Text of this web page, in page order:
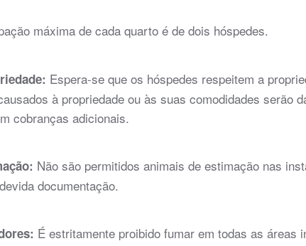
máxima de cada quarto é de dois hóspedes.
Espera-se que os hóspedes respeitem a
à propriedade ou às suas comodidades serão
cobranças adicionais.
Não são permitidos animais de estimação nas
documentação.
É estritamente proibido fumar em todas as áreas